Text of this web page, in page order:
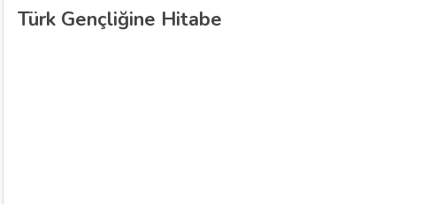
Türk Gençliğine Hitabe